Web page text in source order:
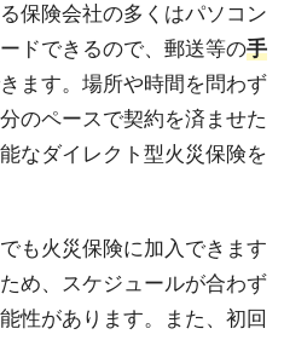
保険会社の多くはパソコン
ドできるので、郵送等の手
ます。場所や時間を問わず
のペースで契約を済ませた
なダイレクト型火災保険を
も火災保険に加入できます
め、スケジュールが合わず
性があります。また、初回